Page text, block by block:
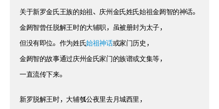
关于新罗金氏王族的始祖、庆州金氏姓氏始祖金阏智的神话。
金阏智曾任脱解王时的大辅职，虽被册封为太子，
但没有即位。作为姓氏始祖神话或家门历史，
金阏智的故事通过庆州金氏家门的族谱或文集等，
一直流传下来。
新罗脱解王时，大辅瓠公夜里去月城西里，